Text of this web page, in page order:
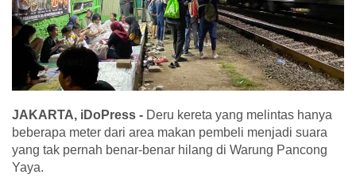
JAKARTA, iDoPress - Deru kereta yang melintas hanya
beberapa meter dari area makan pembeli menjadi suara
yang tak pernah benar-benar hilang di Warung Pancong
Yaya.